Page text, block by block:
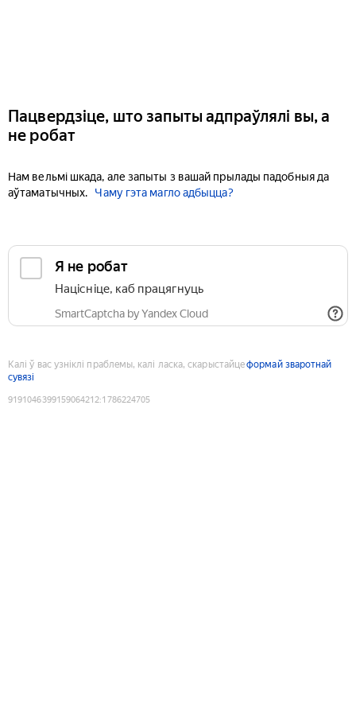
Пацвердзіце, што запыты адпраўлялі вы, а
не робат
Нам вельмі шкада, але запыты з вашай прылады падобныя да
аўтаматычных.
Чаму гэта магло адбыцца?
Я не робат
Націсніце, каб працягнуць
SmartCaptcha by Yandex Cloud
Калі ў вас узніклі праблемы, калі ласка, скарыстайцеформай зваротнай
сувязі
9191046399159064212:1786224705